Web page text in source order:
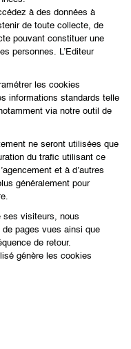
à des données à
de toute collecte, de
pouvant constituer une
personnes. L’Editeur
les cookies
informations standards telle
via notre outil de
ne seront utilisées que
du trafic utilisant ce
et à d’autres
généralement pour
ses visiteurs, nous
pages vues ainsi que
de retour.
génère les cookies